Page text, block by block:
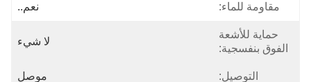
مقاومة للماء: نعم..
حماية للأشعة
الفوق بنفسجية:
لا شيء
التوصيل: موصل